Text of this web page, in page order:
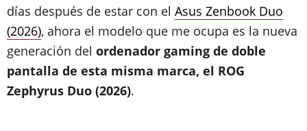
días después de estar con el Asus Zenbook Duo
(2026), ahora el modelo que me ocupa es la nueva
generación del ordenador gaming de doble
pantalla de esta misma marca, el ROG
Zephyrus Duo (2026).